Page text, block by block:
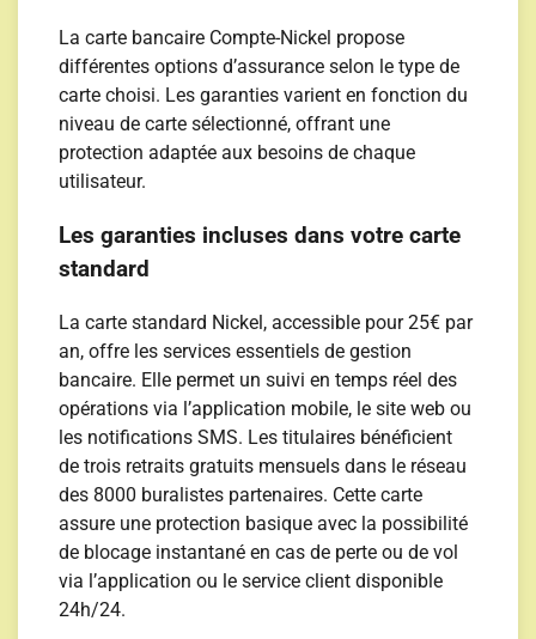
La carte bancaire Compte-Nickel propose
différentes options d’assurance selon le type de
carte choisi. Les garanties varient en fonction du
niveau de carte sélectionné, offrant une
protection adaptée aux besoins de chaque
utilisateur.
Les garanties incluses dans votre carte
standard
La carte standard Nickel, accessible pour 25€ par
an, offre les services essentiels de gestion
bancaire. Elle permet un suivi en temps réel des
opérations via l’application mobile, le site web ou
les notifications SMS. Les titulaires bénéficient
de trois retraits gratuits mensuels dans le réseau
des 8000 buralistes partenaires. Cette carte
assure une protection basique avec la possibilité
de blocage instantané en cas de perte ou de vol
via l’application ou le service client disponible
24h/24.